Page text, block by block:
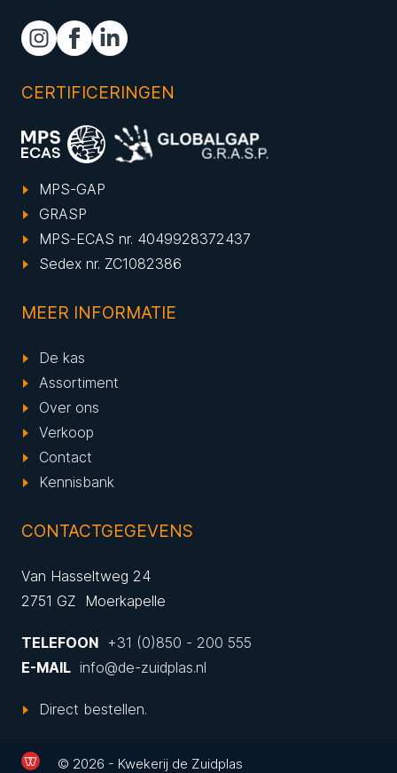
CERTIFICERINGEN
MPS-GAP
GRASP
MPS-ECAS nr. 4049928372437
Sedex nr. ZC1082386
MEER INFORMATIE
De kas
Assortiment
Over ons
Verkoop
Contact
Kennisbank
CONTACTGEGEVENS
Van Hasseltweg 24
2751 GZ Moerkapelle
TELEFOON +31 (0)850 - 200 555
E-MAIL info@de-zuidplas.nl
Direct bestellen.
© 2026 - Kwekerij de Zuidplas